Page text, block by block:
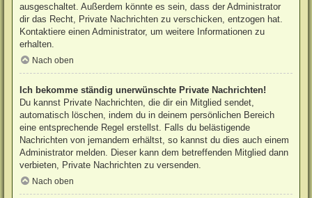
ausgeschaltet. Außerdem könnte es sein, dass der Administrator
dir das Recht, Private Nachrichten zu verschicken, entzogen hat.
Kontaktiere einen Administrator, um weitere Informationen zu
erhalten.
Nach oben
Ich bekomme ständig unerwünschte Private Nachrichten!
Du kannst Private Nachrichten, die dir ein Mitglied sendet,
automatisch löschen, indem du in deinem persönlichen Bereich
eine entsprechende Regel erstellst. Falls du belästigende
Nachrichten von jemandem erhältst, so kannst du dies auch einem
Administrator melden. Dieser kann dem betreffenden Mitglied dann
verbieten, Private Nachrichten zu versenden.
Nach oben